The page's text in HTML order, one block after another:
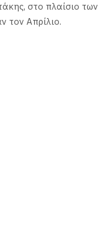
στο πλαίσιο
τον Απρίλιο.